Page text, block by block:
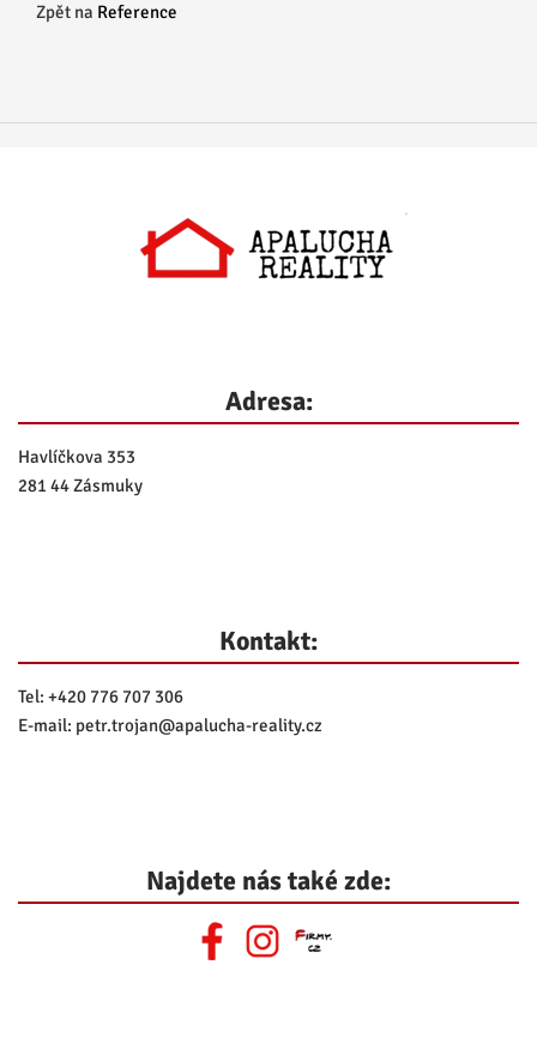
Zpět na Reference
Adresa:
Havlíčkova 353
281 44 Zásmuky
Kontakt:
Tel: +420 776 707 306
E-mail: petr.trojan@apalucha-reality.cz
Najdete nás také zde: